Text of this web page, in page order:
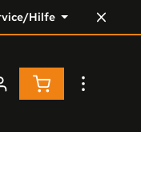
Hilfe
%
Warenkorb